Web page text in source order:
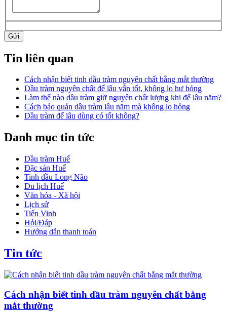
Gửi
Tin liên quan
Cách nhận biết tinh dầu tràm nguyên chất bằng mắt thường
Dầu tràm nguyên chất để lâu vẫn tốt, không lo hư hỏng
Làm thế nào dầu tràm giữ nguyên chất lượng khi để lâu năm?
Cách bảo quản dầu tràm lâu năm mà không lo hỏng
Dầu tràm để lâu dùng có tốt không?
Danh mục tin tức
Dầu tràm Huế
Đặc sản Huế
Tinh dầu Long Não
Du lịch Huế
Văn hóa - Xã hội
Lịch sử
Tiến Vinh
Hỏi/Đáp
Hướng dẫn thanh toán
Tin tức
Cách nhận biết tinh dầu tràm nguyên chất bằng
mắt thường